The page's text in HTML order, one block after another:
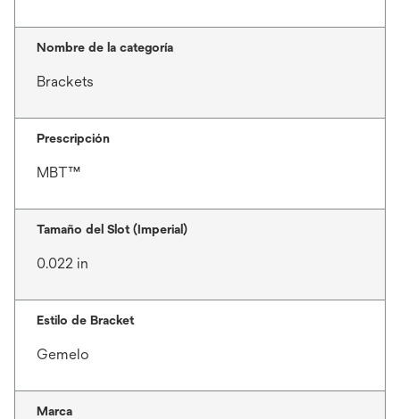
Nombre de la categoría
Brackets
Prescripción
MBT™
Tamaño del Slot (Imperial)
0.022 in
Estilo de Bracket
Gemelo
Marca